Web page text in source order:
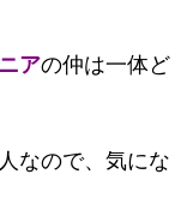
アの仲は一体ど
なので、気にな